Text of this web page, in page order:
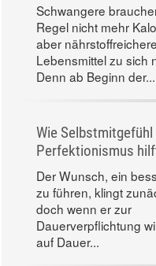
Schwangere
Regel nicht mehr
aber nährstoffreichere
Lebensmittel zu sich
Denn ab Beginn der...
Wie
Perfektionismus
Der Wunsch, ein
zu führen, klingt
doch wenn er zur
Dauerverpflichtung
auf Dauer...